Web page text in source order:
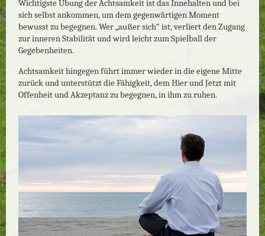
Wichtigste Übung der Achtsamkeit ist das Innehalten und bei
sich selbst ankommen, um dem gegenwärtigen Moment
bewusst zu begegnen. Wer „außer sich“ ist, verliert den Zugang
zur inneren Stabilität und wird leicht zum Spielball der
Gegebenheiten.
Achtsamkeit hingegen führt immer wieder in die eigene Mitte
zurück und unterstützt die Fähigkeit, dem Hier und Jetzt mit
Offenheit und Akzeptanz zu begegnen, in ihm zu ruhen.